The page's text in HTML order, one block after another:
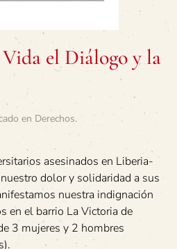
el Diálogo y la
en Derechos.
asesinados en Liberia-
dolor y solidaridad a sus
nuestra indignación
en el barrio La Victoria de
3 mujeres y 2 hombres